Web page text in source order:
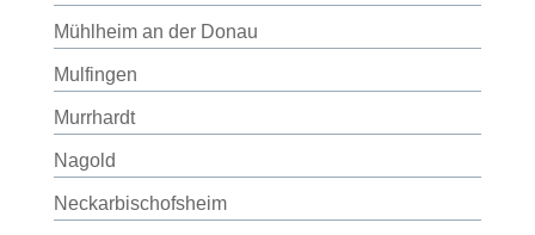
Mühlheim an der Donau
Mulfingen
Murrhardt
Nagold
Neckarbischofsheim